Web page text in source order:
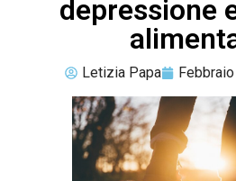
depressione
Letizia Papa